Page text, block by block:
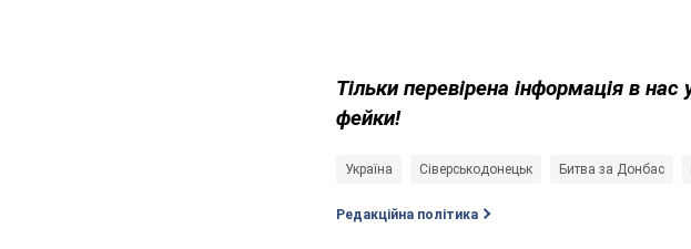
Тільки перевірена інформація в нас
фейки!
Україна Сіверськодонецьк Битва за Донбас
Редакційна політика